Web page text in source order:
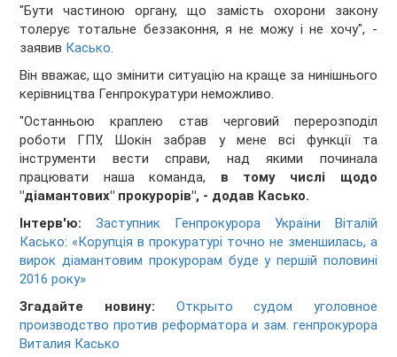
"Бути частиною органу, що замість охорони закону
толерує тотальне беззаконня, я не можу і не хочу", -
заявив Касько.
Він вважає, що змінити ситуацію на краще за нинішнього
керівництва Генпрокуратури неможливо.
"Останньою краплею став черговий перерозподіл
роботи ГПУ, Шокін забрав у мене всі функції та
інструменти вести справи, над якими починала
працювати наша команда, в тому числі щодо
"діамантових" прокурорів", - додав Касько.
Інтерв'ю:Заступник Генпрокурора України Віталій
Касько: «Корупція в прокуратурі точно не зменшилась, а
вирок діамантовим прокурорам буде у першій половині
2016 року»
Згадайте новину: Открыто судом уголовное
производство против реформатора и зам. генпрокурора
Виталия Касько